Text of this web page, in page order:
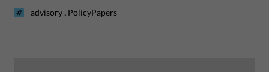
advisory , PolicyPapers